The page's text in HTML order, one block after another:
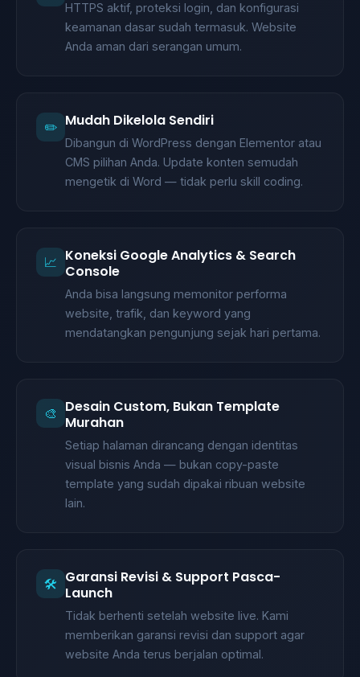
HTTPS aktif, proteksi login, dan konfigurasi
keamanan dasar sudah termasuk. Website
Anda aman dari serangan umum.
✏️ Mudah Dikelola Sendiri
Dibangun di WordPress dengan Elementor atau
CMS pilihan Anda. Update konten semudah
mengetik di Word — tidak perlu skill coding.
📈 Koneksi Google Analytics & Search
Console
Anda bisa langsung memonitor performa
website, trafik, dan keyword yang
mendatangkan pengunjung sejak hari pertama.
🎨
Desain Custom, Bukan Template
Murahan
Setiap halaman dirancang dengan identitas
visual bisnis Anda — bukan copy-paste
template yang sudah dipakai ribuan website
lain.
🛠️ Garansi Revisi & Support Pasca-
Launch
Tidak berhenti setelah website live. Kami
memberikan garansi revisi dan support agar
website Anda terus berjalan optimal.